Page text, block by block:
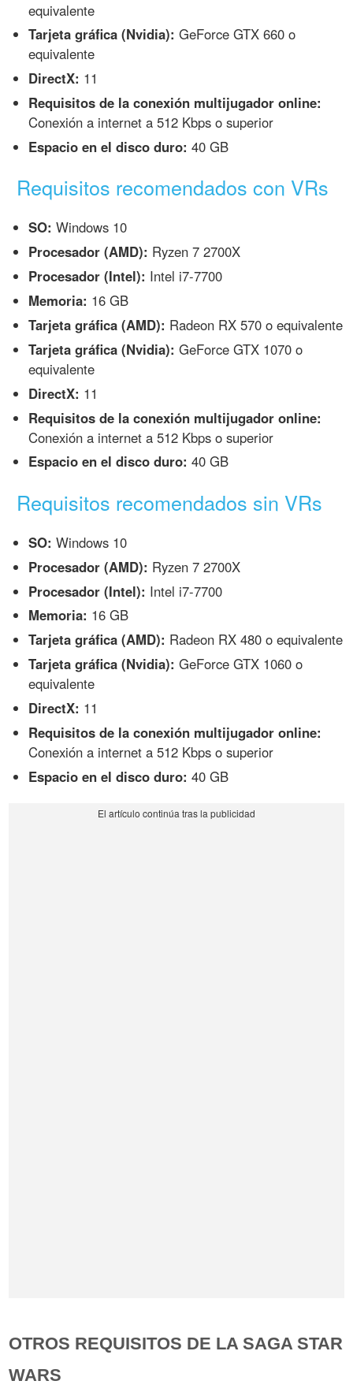
equivalente
Tarjeta gráfica (Nvidia): GeForce GTX 660 o
equivalente
DirectX: 11
Requisitos de la conexión multijugador online:
Conexión a internet a 512 Kbps o superior
Espacio en el disco duro: 40 GB
Requisitos recomendados con VRs
SO: Windows 10
Procesador (AMD): Ryzen 7 2700X
Procesador (Intel): Intel i7-7700
Memoria: 16 GB
Tarjeta gráfica (AMD): Radeon RX 570 o equivalente
Tarjeta gráfica (Nvidia): GeForce GTX 1070 o
equivalente
DirectX: 11
Requisitos de la conexión multijugador online:
Conexión a internet a 512 Kbps o superior
Espacio en el disco duro: 40 GB
Requisitos recomendados sin VRs
SO: Windows 10
Procesador (AMD): Ryzen 7 2700X
Procesador (Intel): Intel i7-7700
Memoria: 16 GB
Tarjeta gráfica (AMD): Radeon RX 480 o equivalente
Tarjeta gráfica (Nvidia): GeForce GTX 1060 o
equivalente
DirectX: 11
Requisitos de la conexión multijugador online:
Conexión a internet a 512 Kbps o superior
Espacio en el disco duro: 40 GB
OTROS REQUISITOS DE LA SAGA STAR
WARS